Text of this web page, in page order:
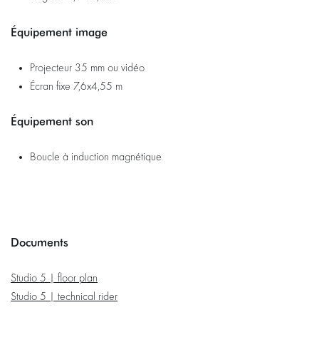
Équipement image
Projecteur 35 mm ou vidéo
Écran fixe 7,6x4,55 m
Équipement son
Boucle à induction magnétique
Documents
Studio 5 | floor plan
Studio 5 | technical rider